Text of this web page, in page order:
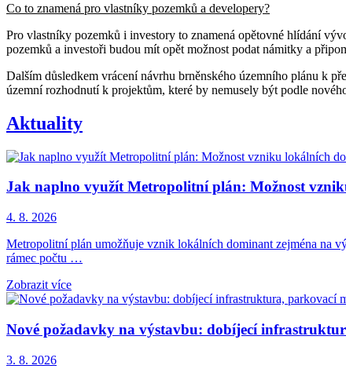
Co to znamená pro vlastníky pozemků a developery?
Pro vlastníky pozemků i investory to znamená opětovné hlídání
pozemků a investoři budou mít opět možnost podat námitky a
Dalším důsledkem vrácení návrhu brněnského územního plánu k
územní rozhodnutí k projektům, které by nemusely být podle
Aktuality
Jak naplno využít Metropolitní plán: Možnost
4. 8. 2026
Metropolitní plán umožňuje vznik lokálních dominant zejména na
rámec počtu …
Zobrazit více
Nové požadavky na výstavbu: dobíjecí
3. 8. 2026